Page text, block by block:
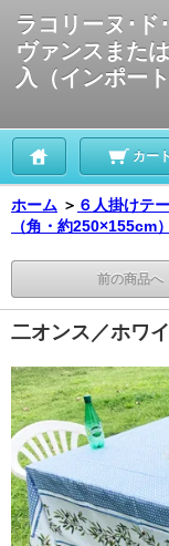
ラコリーヌ･ド
ヴァンスまた
入（インポー
カート
ホーム ＞ ６人掛けテ
（角・約250×155cm）
前の商品へ
二オンス／ホワ